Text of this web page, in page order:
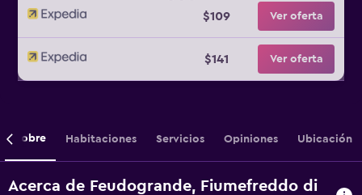
$109 Ver oferta
$141 Ver oferta
Sobre Habitaciones Servicios Opiniones Ubicación
Acerca de Feudogrande, Fiumefreddo di